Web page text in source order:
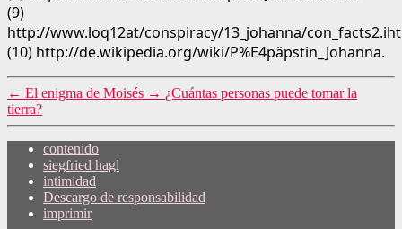
(9)
http://www.loq12at/conspiracy/13_johanna/
(10) http://de.wikipedia.org/wiki/P%E4päpstin_Johanna.
← El enigma de Moisés → ¿Cuántas personas puede tomar la
tierra?
contenido
siegfried hagl
intimidad
Descargo de responsabilidad
imprimir